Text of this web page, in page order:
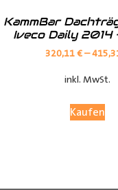
KammBar
Iveco Daily 2014
320,11€–
inkl. MwSt.
Kaufen